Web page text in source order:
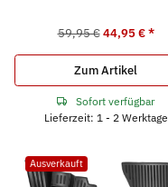
59,95 € 44,95 €*
Zum Artikel
Sofort verfügbar
Lieferzeit: 1 - 2 Werktage
Ausverkauft